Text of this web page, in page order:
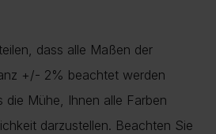
dass alle Maßen der
+/- 2% beachtet werden
die Mühe, Ihnen alle Farben
darzustellen. Beachten Sie